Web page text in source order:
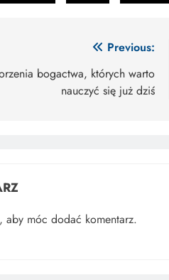
Previous:
bogactwa, których warto
nauczyć się już dziś
, aby móc dodać komentarz.